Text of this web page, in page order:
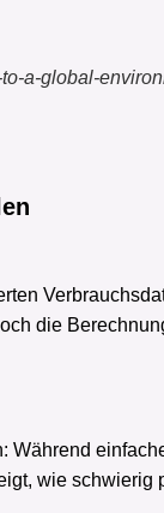
a-global-
die
wie schwierig